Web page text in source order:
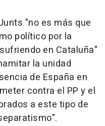
"no es más que
político por la
en Cataluña"
la unidad
de España en
contra el PP y el
a este tipo de